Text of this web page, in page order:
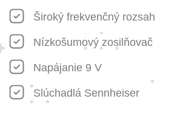
Široký frekvenčný rozsah
Nízkošumový zosilňovač
Napájanie 9 V
Slúchadlá Sennheiser